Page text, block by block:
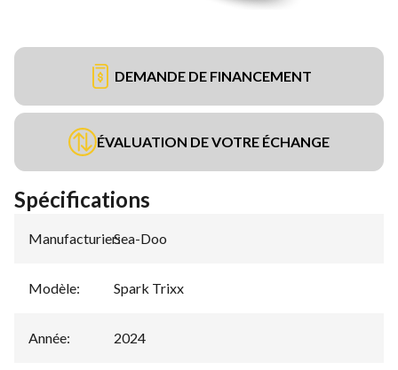
DEMANDE DE FINANCEMENT
ÉVALUATION DE VOTRE ÉCHANGE
Spécifications
Manufacturier:
Sea-Doo
Modèle: Spark Trixx
Année: 2024